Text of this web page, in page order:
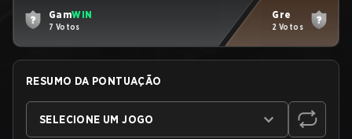
GamWIN
7 Votos
Gre
2 Votos
RESUMO DA PONTUAÇÃO
SELECIONE UM JOGO